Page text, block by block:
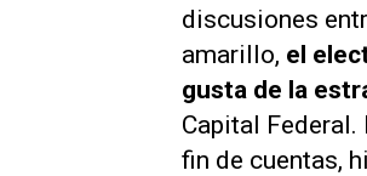
discusiones
amarillo, el
gusta de la
Capital
fin de cuentas,